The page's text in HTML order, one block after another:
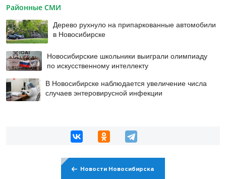
Районные СМИ
Дерево рухнуло на припаркованные автомобили
в Новосибирске
Новосибирские школьники выиграли олимпиаду
по искусственному интеллекту
В Новосибирске наблюдается увеличение числа
случаев энтеровирусной инфекции
Новости Новосибирска